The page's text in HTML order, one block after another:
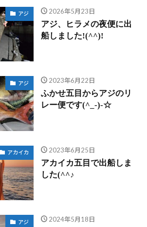
アジ 2026年5月23日
アジ、ヒラメの夜便に出
船しました!(^^)!
アジ 2023年6月22日
ふかせ五目からアジのリ
レー便です(^_-)-☆
アカイカ 2023年6月25日
アカイカ五目で出船しま
した(^^♪
アジ 2024年5月18日